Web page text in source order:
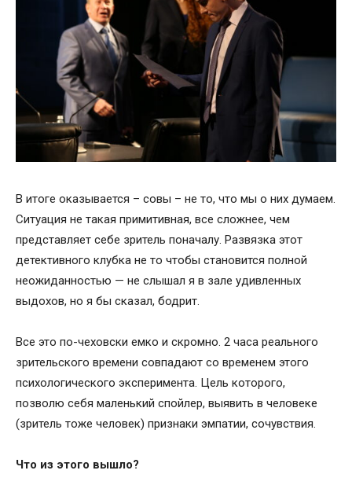
В итоге оказывается – совы – не то, что мы о них думаем.
Ситуация не такая примитивная, все сложнее, чем
представляет себе зритель поначалу. Развязка этот
детективного клубка не то чтобы становится полной
неожиданностью — не слышал я в зале удивленных
выдохов, но я бы сказал, бодрит.
Все это по-чеховски емко и скромно. 2 часа реального
зрительского времени совпадают со временем этого
психологического эксперимента. Цель которого,
позволю себя маленький спойлер, выявить в человеке
(зритель тоже человек) признаки эмпатии, сочувствия.
Что из этого вышло?